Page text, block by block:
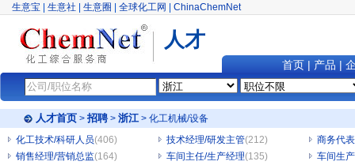
生意宝 生意社 生意圈 全球化工网 ChinaChemNet
人才
首页| 产品 |
人才首页 > 招聘 > 浙江 > 化工机械/设备
化工技术/科研人员(406) 技术经理/研发主管(212)
商务代
销售经理/营销总监(164) 车间主任/生产经理(135)
车间生